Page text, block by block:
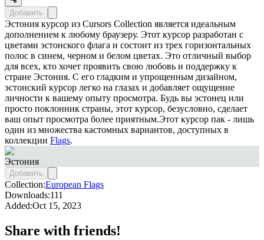
Добавить
Эстония курсор из Cursors Collection является идеальным
дополнением к любому браузеру. Этот курсор разработан с
цветами эстонского флага и состоит из трех горизонтальных
полос в синем, черном и белом цветах. Это отличный выбор
для всех, кто хочет проявить свою любовь и поддержку к
стране Эстония. С его гладким и упрощенным дизайном,
эстонский курсор легко на глазах и добавляет ощущение
личности к вашему опыту просмотра. Будь вы эстонец или
просто поклонник страны, этот курсор, безусловно, сделает
ваш опыт просмотра более приятным.Этот курсор пак - лишь
один из множества кастомных вариантов, доступных в
коллекции Flags.
Эстония
Добавить
Collection:European Flags
Downloads:111
Added:Oct 15, 2023
Share with friends!